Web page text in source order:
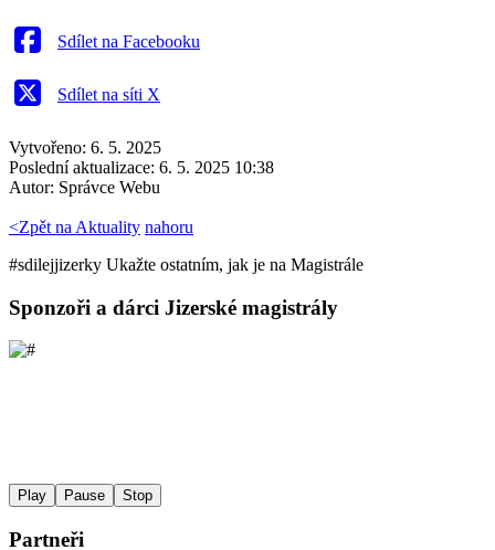
Sdílet na Facebooku
Sdílet na síti X
Vytvořeno: 6. 5. 2025
Poslední aktualizace: 6. 5. 2025 10:38
Autor: Správce Webu
<Zpět na Aktuality nahoru
#sdilejjizerky Ukažte ostatním, jak je na Magistrále
Sponzoři a dárci Jizerské magistrály
Play Pause Stop
Partneři